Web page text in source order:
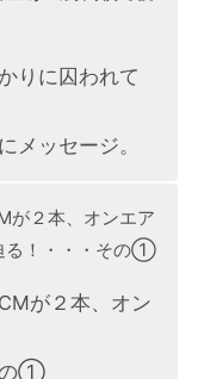
りに囚われて
メッセージ。
が２本、オン
の①